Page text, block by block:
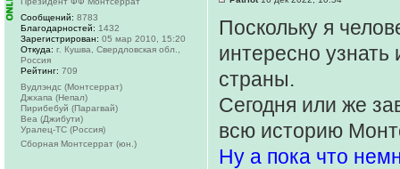
Поскольку я
интересно
страны.
Сегодня или же
всю историю
Ну а пока что
Сообщений: 8783
Благодарностей: 1432
Зарегистрирован: 05 мар 2010, 15:20
Откуда: г. Кушва, Свердловская обл.,
Россия
Рейтинг: 709
Вудлэндс (Монтсеррат)
Джхапа (Непал)
Пирибебуй (Парагвай)
Веа (Джибути)
Уралец-ТС (Россия)
Сборная Монтсеррат (юн.)